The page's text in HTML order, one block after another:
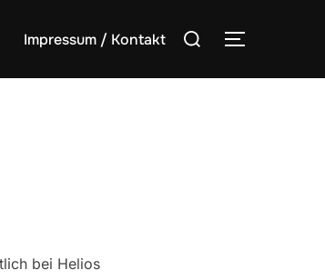
Impressum / Kontakt
Suchen
bei Helios